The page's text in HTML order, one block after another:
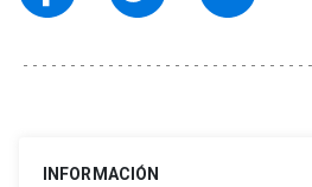
INFORMACIÓN